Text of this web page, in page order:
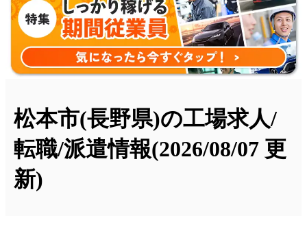
松本市(長野県)の工場求人/
転職/派遣情報(2026/08/07 更
新)